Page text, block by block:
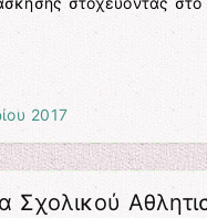
2017
Σχολικού